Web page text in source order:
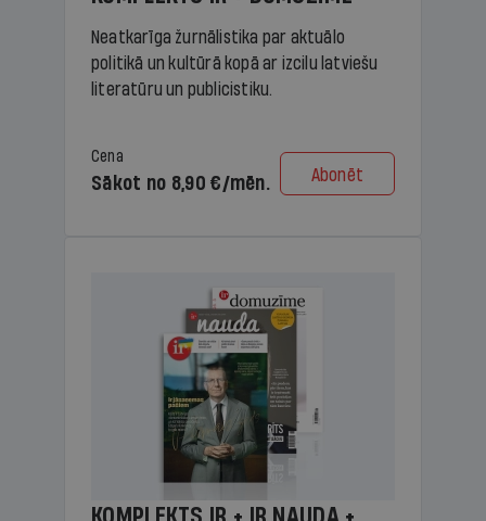
Neatkarīga žurnālistika par aktuālo
politikā un kultūrā kopā ar izcilu latviešu
literatūru un publicistiku.
Cena
Sākot no 8,90 €/mēn. Abonēt